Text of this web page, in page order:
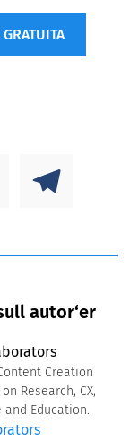
autor‘er
Creation
Research, CX,
and Education.